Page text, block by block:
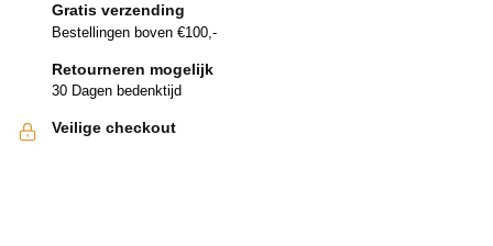
Gratis verzending
Bestellingen boven €100,-
Retourneren mogelijk
30 Dagen bedenktijd
Veilige checkout